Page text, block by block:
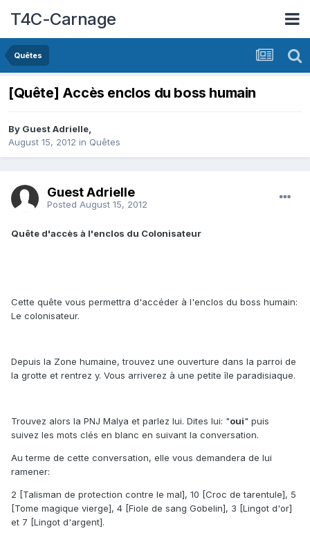
T4C-Carnage
Quêtes
[Quête] Accès enclos du boss humain
By Guest Adrielle,
August 15, 2012 in Quêtes
Guest Adrielle
Posted August 15, 2012
Quête d'accès à l'enclos du Colonisateur
Cette quête vous permettra d'accéder à l'enclos du boss humain:
Le colonisateur.
Depuis la Zone humaine, trouvez une ouverture dans la parroi de
la grotte et rentrez y. Vous arriverez à une petite île paradisiaque.
Trouvez alors la PNJ Malya et parlez lui. Dites lui: "oui" puis
suivez les mots clés en blanc en suivant la conversation.
Au terme de cette conversation, elle vous demandera de lui
ramener:
2 [Talisman de protection contre le mal], 10 [Croc de tarentule], 5
[Tome magique vierge], 4 [Fiole de sang Gobelin], 3 [Lingot d'or]
et 7 [Lingot d'argent].